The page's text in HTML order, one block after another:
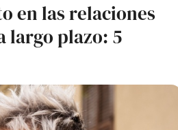
en las relaciones
largo plazo: 5